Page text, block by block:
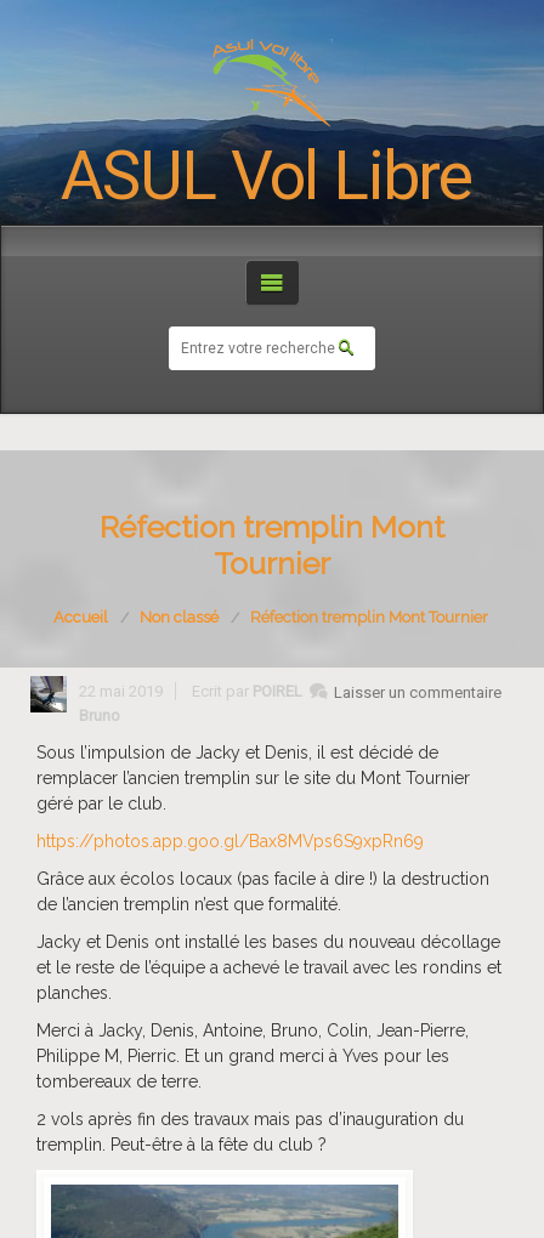
ASUL Vol Libre
Réfection tremplin Mont
Tournier
Accueil Non classé Réfection tremplin Mont Tournier
22 mai 2019 Laisser un commentaire
Ecrit par POIREL
Bruno
Sous l’impulsion de Jacky et Denis, il est décidé de
remplacer l’ancien tremplin sur le site du Mont Tournier
géré par le club.
https://photos.app.goo.gl/Bax8MVps6S9xpRn69
Grâce aux écolos locaux (pas facile à dire !) la destruction
de l’ancien tremplin n’est que formalité.
Jacky et Denis ont installé les bases du nouveau décollage
et le reste de l’équipe a achevé le travail avec les rondins et
planches.
Merci à Jacky, Denis, Antoine, Bruno, Colin, Jean-Pierre,
Philippe M, Pierric. Et un grand merci à Yves pour les
tombereaux de terre.
2 vols après fin des travaux mais pas d’inauguration du
tremplin. Peut-être à la fête du club ?